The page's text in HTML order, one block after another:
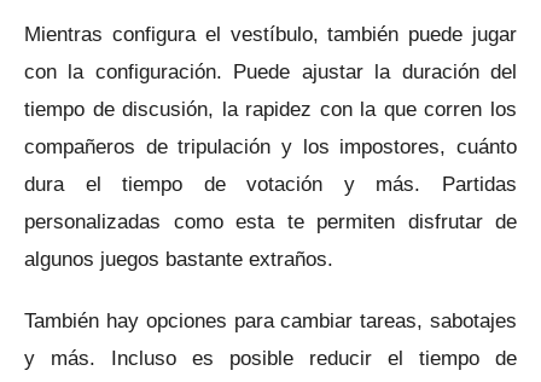
Mientras configura el vestíbulo, también puede jugar
con la configuración.
Puede ajustar la duración del
tiempo de discusión, la rapidez con la que corren los
compañeros de tripulación y los impostores, cuánto
dura el tiempo de votación y más.
Partidas
personalizadas como esta te permiten disfrutar de
algunos juegos bastante extraños.
También hay opciones para cambiar tareas, sabotajes
y más.
Incluso es posible reducir el tiempo de